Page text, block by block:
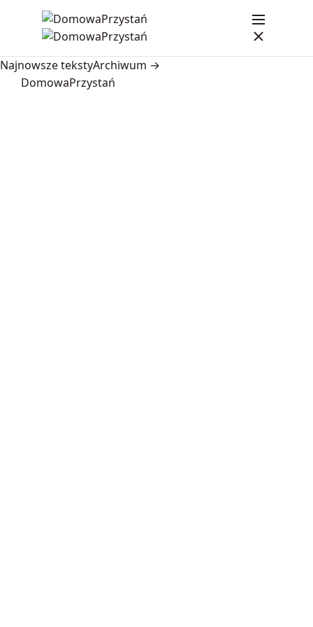
Najnowsze tekstyArchiwum →
DomowaPrzystań